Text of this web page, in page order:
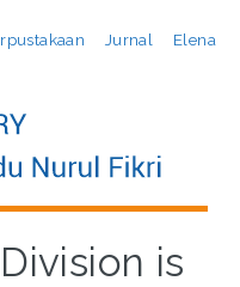
Jurnal Elena
is